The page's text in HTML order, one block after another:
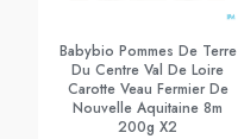
Babybio Pommes De Terre
Du Centre Val De Loire
Carotte Veau Fermier De
Nouvelle Aquitaine 8m
200g X2